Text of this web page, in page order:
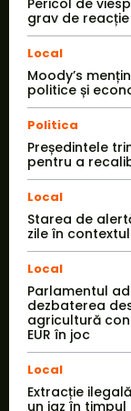
Pericol de
grav de
Local
Moody’s
politice și
Politica
Președintele
pentru a
Local
Starea de
zile în
Local
Parlamentul
dezbaterea
agricultură
EUR în joc
Local
Extracție
un iaz în timpul